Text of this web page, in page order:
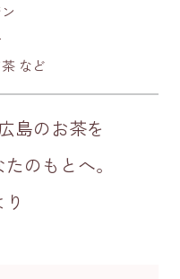
など
島のお茶を
のもとへ。